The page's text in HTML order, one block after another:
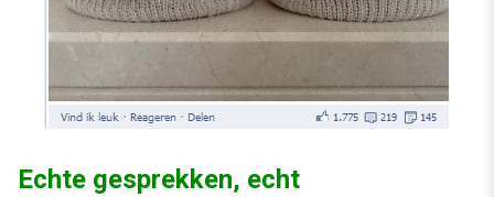
Echte gesprekken, echt